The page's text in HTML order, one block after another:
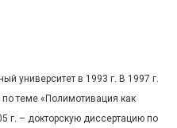
университет в 1993 г. В 1997 г.
теме «Полимотивация как
г. – докторскую диссертацию по